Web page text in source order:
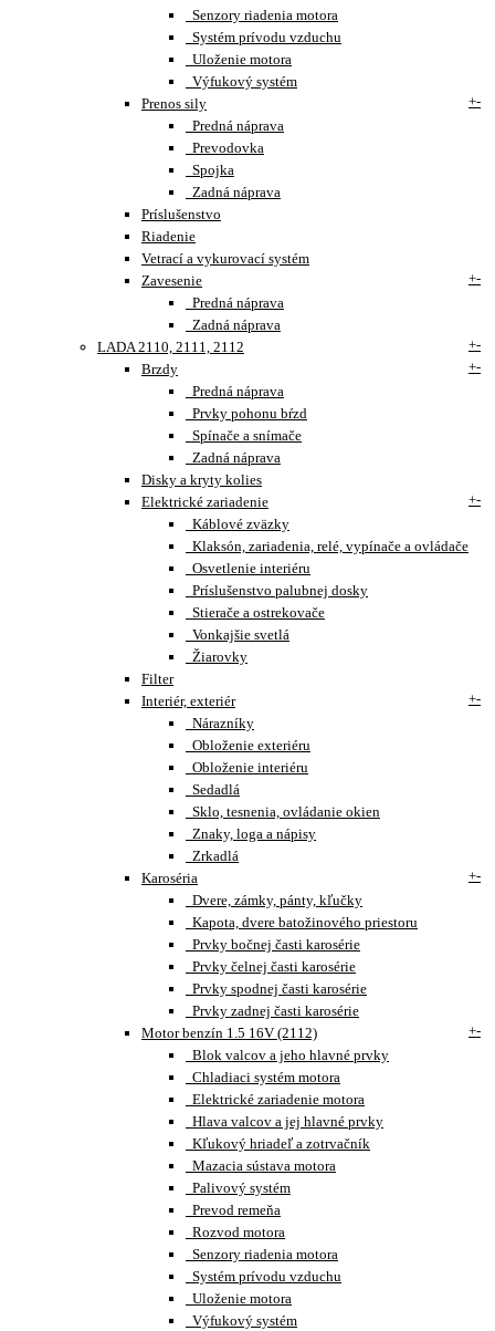
Senzory riadenia motora
Systém prívodu vzduchu
Uloženie motora
Výfukový systém
Prenos sily
+-
Predná náprava
Prevodovka
Spojka
Zadná náprava
Príslušenstvo
Riadenie
Vetrací a vykurovací systém
Zavesenie
+-
Predná náprava
Zadná náprava
LADA 2110, 2111, 2112
+-
Brzdy
+-
Predná náprava
Prvky pohonu bŕzd
Spínače a snímače
Zadná náprava
Disky a kryty kolies
Elektrické zariadenie
+-
Káblové zväzky
Klaksón, zariadenia, relé, vypínače a ovládače
Osvetlenie interiéru
Príslušenstvo palubnej dosky
Stierače a ostrekovače
Vonkajšie svetlá
Žiarovky
Filter
Interiér, exteriér
+-
Nárazníky
Obloženie exteriéru
Obloženie interiéru
Sedadlá
Sklo, tesnenia, ovládanie okien
Znaky, loga a nápisy
Zrkadlá
Karoséria
+-
Dvere, zámky, pánty, kľučky
Kapota, dvere batožinového priestoru
Prvky bočnej časti karosérie
Prvky čelnej časti karosérie
Prvky spodnej časti karosérie
Prvky zadnej časti karosérie
Motor benzín 1.5 16V (2112)
+-
Blok valcov a jeho hlavné prvky
Chladiaci systém motora
Elektrické zariadenie motora
Hlava valcov a jej hlavné prvky
Kľukový hriadeľ a zotrvačník
Mazacia sústava motora
Palivový systém
Prevod remeňa
Rozvod motora
Senzory riadenia motora
Systém prívodu vzduchu
Uloženie motora
Výfukový systém